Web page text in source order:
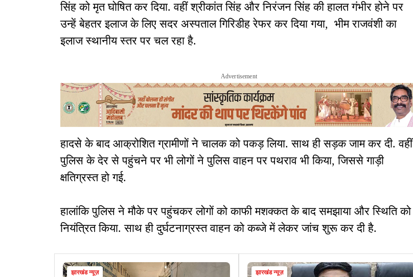
सिंह को मृत घोषित कर दिया. वहीं श्रीकांत सिंह और निरंजन सिंह की हालत गंभीर होने पर
उन्हें बेहतर इलाज के लिए सदर अस्पताल गिरिडीह रेफर कर दिया गया, भीम राजवंशी का
इलाज स्थानीय स्तर पर चल रहा है.
Advertisement
हादसे के बाद आक्रोशित ग्रामीणों ने चालक को पकड़ लिया. साथ ही सड़क जाम कर दी. वहीं
पुलिस के देर से पहुंचने पर भी लोगों ने पुलिस वाहन पर पथराव भी किया, जिससे गाड़ी
क्षतिग्रस्त हो गई.
हालांकि पुलिस ने मौके पर पहुंचकर लोगों को काफी मशक्कत के बाद समझाया और स्थिति को
नियंत्रित किया. साथ ही दुर्घटनाग्रस्त वाहन को कब्जे में लेकर जांच शुरू कर दी है.
झारखंड न्यूज़ झारखंड न्यूज़